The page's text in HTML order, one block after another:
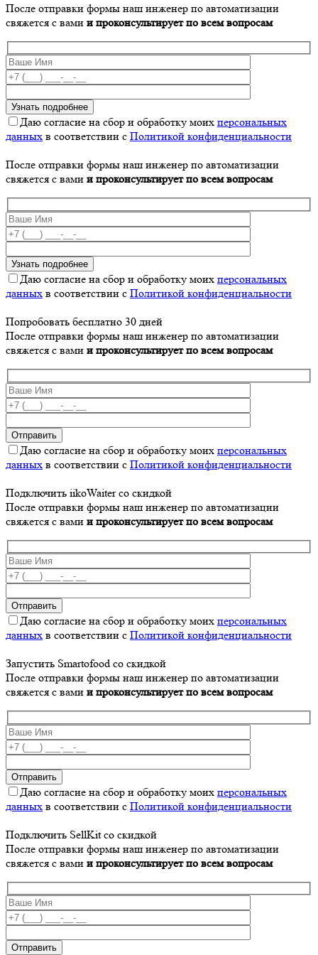
После отправки формы наш инженер по автоматизации
свяжется с вами и проконсультирует по всем вопросам
Даю согласие на сбор и обработку моих персональных
данных в соответствии с Политикой конфиденциальности
После отправки формы наш инженер по автоматизации
свяжется с вами и проконсультирует по всем вопросам
Даю согласие на сбор и обработку моих персональных
данных в соответствии с Политикой конфиденциальности
Попробовать бесплатно 30 дней
После отправки формы наш инженер по автоматизации
свяжется с вами и проконсультирует по всем вопросам
Даю согласие на сбор и обработку моих персональных
данных в соответствии с Политикой конфиденциальности
Подключить iikoWaiter со скидкой
После отправки формы наш инженер по автоматизации
свяжется с вами и проконсультирует по всем вопросам
Даю согласие на сбор и обработку моих персональных
данных в соответствии с Политикой конфиденциальности
Запустить Smartofood со скидкой
После отправки формы наш инженер по автоматизации
свяжется с вами и проконсультирует по всем вопросам
Даю согласие на сбор и обработку моих персональных
данных в соответствии с Политикой конфиденциальности
Подключить SellKit со скидкой
После отправки формы наш инженер по автоматизации
свяжется с вами и проконсультирует по всем вопросам